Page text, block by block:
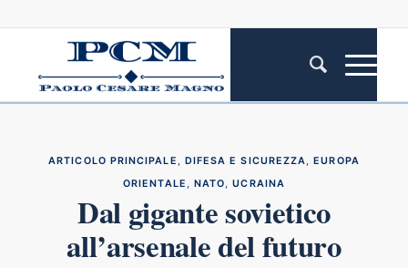
ARTICOLO PRINCIPALE , DIFESA E SICUREZZA,EUROPA
ORIENTALE , NATO,UCRAINA
Dal gigante sovietico
all’arsenale del futuro